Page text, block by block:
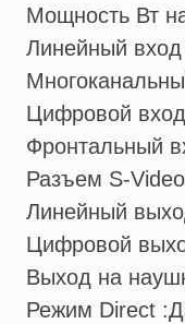
Мощность Вт
Линейный вход
Цифровой
Фронтальный
Разъем S-
Линейный
Цифровой
Выход на
Режим Direct :